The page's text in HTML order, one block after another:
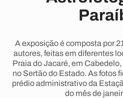
A exposição é composta por
autores, feitas em diferentes
Praia do Jacaré, em
no Sertão do Estado. As fotos
prédio administrativo da
do mês de